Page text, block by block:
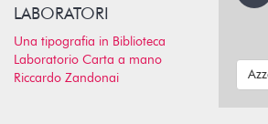
LABORATORI
Una tipografia in Biblioteca
Laboratorio Carta a mano
Riccardo Zandonai